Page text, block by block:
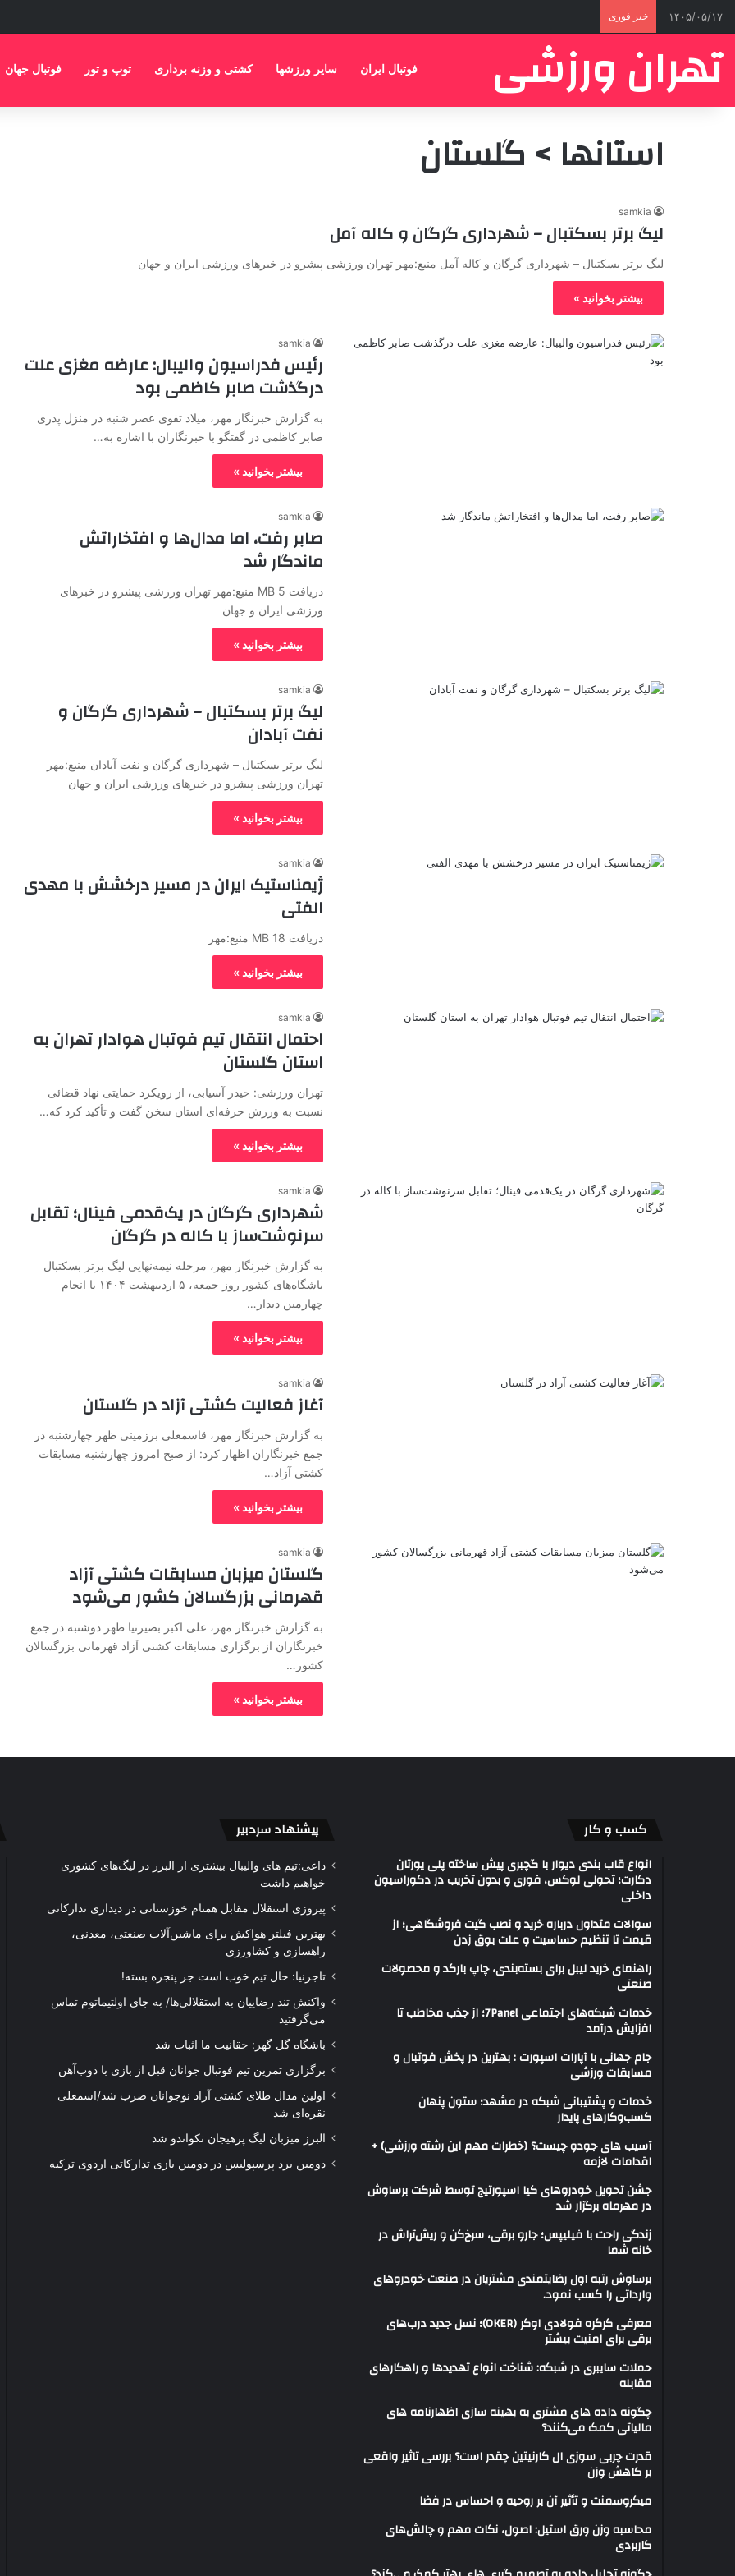
۱۴۰۵/۰۵/۱۷ خبر فوری
تهران ورزشی فوتبال ایران سایر ورزشها کشتی و وزنه برداری توپ و تور فوتبال جهان
استانها > گلستان
samkia
لیگ برتر بسکتبال – شهرداری گرگان و کاله آمل
لیگ برتر بسکتبال – شهرداری گرگان و کاله آمل منبع:مهر تهران ورزشی پیشرو در خبرهای ورزشی ایران و جهان
بیشتر بخوانید »
samkia
رئیس فدراسیون والیبال: عارضه مغزی علت
درگذشت صابر کاظمی بود
به گزارش خبرنگار مهر، میلاد تقوی عصر شنبه در منزل پدری
صابر کاظمی در گفتگو با خبرنگاران با اشاره به…
بیشتر بخوانید »
samkia
صابر رفت، اما مدال‌ها و افتخاراتش
ماندگار شد
دریافت 5 MB منبع:مهر تهران ورزشی پیشرو در خبرهای
ورزشی ایران و جهان
بیشتر بخوانید »
samkia
لیگ برتر بسکتبال – شهرداری گرگان و
نفت آبادان
لیگ برتر بسکتبال – شهرداری گرگان و نفت آبادان منبع:مهر
تهران ورزشی پیشرو در خبرهای ورزشی ایران و جهان
بیشتر بخوانید »
samkia
ژیمناستیک ایران در مسیر درخشش با مهدی
الفتی
دریافت 18 MB منبع:مهر
بیشتر بخوانید »
samkia
احتمال انتقال تیم فوتبال هوادار تهران به
استان گلستان
تهران ورزشی: حیدر آسیابی، از رویکرد حمایتی نهاد قضائی
نسبت به ورزش حرفه‌ای استان سخن گفت و تأکید کرد که…
بیشتر بخوانید »
samkia
شهرداری گرگان در یک‌قدمی فینال؛ تقابل
سرنوشت‌ساز با کاله در گرگان
به گزارش خبرنگار مهر، مرحله نیمه‌نهایی لیگ برتر بسکتبال
باشگاه‌های کشور روز جمعه، ۵ اردیبهشت ۱۴۰۴ با انجام
چهارمین دیدار…
بیشتر بخوانید »
samkia
آغاز فعالیت کشتی آزاد در گلستان
به گزارش خبرنگار مهر، قاسمعلی برزمینی ظهر چهارشنبه در
جمع خبرنگاران اظهار کرد: از صبح امروز چهارشنبه مسابقات
کشتی آزاد…
بیشتر بخوانید »
samkia
گلستان میزبان مسابقات کشتی آزاد
قهرمانی بزرگسالان کشور می‌شود
به گزارش خبرنگار مهر، علی اکبر بصیرنیا ظهر دوشنبه در جمع
خبرنگاران از برگزاری مسابقات کشتی آزاد قهرمانی بزرگسالان
کشور…
بیشتر بخوانید »
کسب و کار
انواع قاب بندی دیوار با گچبری پیش ساخته پلی یورتان
دکارت؛ تحولی لوکس، فوری و بدون تخریب در دکوراسیون
داخلی
سوالات متداول درباره خرید و نصب گیت فروشگاهی؛ از
قیمت تا تنظیم حساسیت و علت بوق زدن
راهنمای خرید لیبل برای بسته‌بندی، چاپ بارکد و محصولات
صنعتی
خدمات شبکه‌های اجتماعی 7Panel؛ از جذب مخاطب تا
افزایش درآمد
جام جهانی با آپارات اسپورت : بهترین در پخش فوتبال و
مسابقات ورزشی
خدمات و پشتیبانی شبکه در مشهد؛ ستون پنهان
کسب‌وکارهای پایدار
آسیب های جودو چیست؟ (خطرات مهم این رشته ورزشی) +
اقدامات لازمه
جشن تحویل خودروهای کیا اسپورتیج توسط شرکت برساوش
در مهرماه برگزار شد
زندگی راحت با فیلیپس؛ جارو برقی، سرخ‌کن و ریش‌تراش در
خانه شما
برساوش رتبه اول رضایتمندی مشتریان در صنعت خودروهای
وارداتی را کسب نمود.
معرفی کرکره فولادی اوکر (OKER)؛ نسل جدید درب‌های
برقی برای امنیت بیشتر
حملات سایبری در شبکه: شناخت انواع تهدیدها و راهکارهای
مقابله
چگونه داده های مشتری به بهینه سازی اظهارنامه های
مالیاتی کمک می‌کنند؟
قدرت چربی سوزی ال کارنیتین چقدر است؟ بررسی تاثیر واقعی
بر کاهش وزن
میکروسمنت و تأثیر آن بر روحیه و احساس در فضا
محاسبه وزن ورق استیل: اصول، نکات مهم و چالش‌های
کاربردی
پیشنهاد سردبیر
داعی:تیم های والیبال بیشتری از البرز در لیگ‌های کشوری
خواهیم داشت
پیروزی استقلال مقابل همنام خوزستانی در دیداری تدارکاتی
بهترین فیلتر هواکش برای ماشین‌آلات صنعتی، معدنی،
راهسازی و کشاورزی
تاجرنیا: حال تیم خوب است جز پنجره بسته!
واکنش تند رضاییان به استقلالی‌ها/ به جای اولتیماتوم تماس
می‌گرفتید
باشگاه گل گهر: حقانیت ما اثبات شد
برگزاری تمرین تیم فوتبال جوانان قبل از بازی با ذوب‌آهن
اولین مدال طلای کشتی آزاد نوجوانان ضرب شد/اسمعلی
نقره‌ای شد
البرز میزبان لیگ پرهیجان تکواندو شد
دومین برد پرسپولیس در دومین بازی تدارکاتی اردوی ترکیه